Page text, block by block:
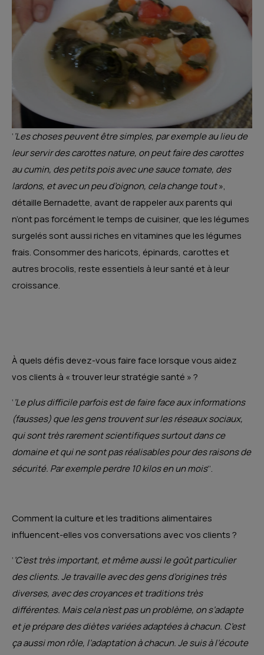
‘’Les choses peuvent être simples, par exemple au lieu de
leur servir des carottes nature, on peut faire des carottes
au cumin, des petits pois avec une sauce tomate, des
lardons, et avec un peu d’oignon, cela change tout»,
détaille Bernadette, avant de rappeler aux parents qui
n’ont pas forcément le temps de cuisiner, que les légumes
surgelés sont aussi riches en vitamines que les légumes
frais. Consommer des haricots, épinards, carottes et
autres brocolis, reste essentiels à leur santé et à leur
croissance.
À quels défis devez-vous faire face lorsque vous aidez
vos clients à « trouver leur stratégie santé » ?
‘’Le plus difficile parfois est de faire face aux informations
(fausses) que les gens trouvent sur les réseaux sociaux,
qui sont très rarement scientifiques surtout dans ce
domaine et qui ne sont pas réalisables pour des raisons de
sécurité. Par exemple perdre 10 kilos en un mois’’.
Comment la culture et les traditions alimentaires
influencent-elles vos conversations avec vos clients ?
‘’C’est très important, et même aussi le goût particulier
des clients. Je travaille avec des gens d’origines très
diverses, avec des croyances et traditions très
différentes. Mais cela n’est pas un problème, on s’adapte
et je prépare des diètes variées adaptées à chacun. C’est
ça aussi mon rôle, l’adaptation à chacun. Je suis à l’écoute